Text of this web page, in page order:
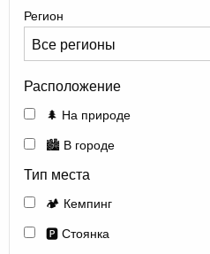
Регион
Расположение
🌲 На природе
🏙️ В городе
Тип места
🏕️ Кемпинг
🅿️ Стоянка